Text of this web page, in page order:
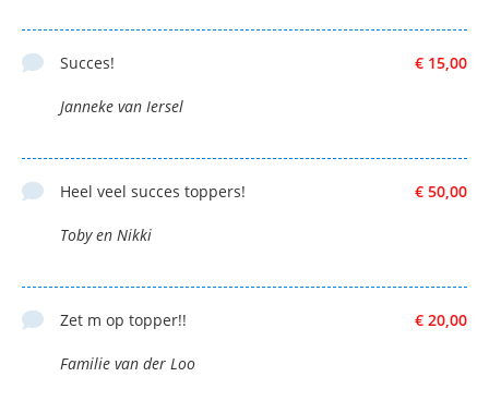
€ 15,00
Succes!
Janneke van Iersel
€ 50,00
Heel veel succes toppers!
Toby en Nikki
€ 20,00
Zet m op topper!!
Familie van der Loo